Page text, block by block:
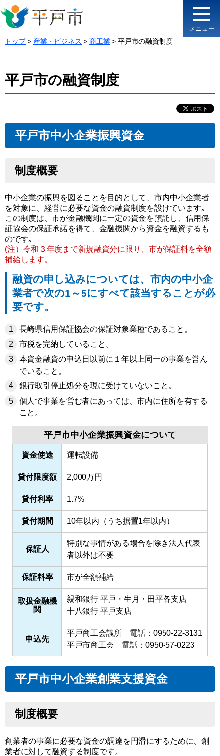
メニュー
トップ> 産業・ビジネス > 商工業 > 平戸市の融資制度
平戸市の融資制度
平戸市中小企業振興資金
制度概要
中小企業の振興を図ることを目的として、市内中小企業者
を対象に、経営に必要な資金の融資制度を設けています｡
この制度は、市が金融機関に一定の資金を預託し、信用保
証協会の保証承諾を得て、金融機関から資金を融資するも
のです｡
(注）令和３年度まで新規融資分に限り、市が保証料を全額
補給します。
融資の申し込みについては、市内の中小企
業者で次の1～5にすべて該当することが必
要です。
長崎県信用保証協会の保証対象業種であること。
市税を完納していること。
本資金融資の申込日以前に１年以上同一の事業を営ん
でいること。
銀行取引停止処分を現に受けていないこと。
個人で事業を営む者にあっては、市内に住所を有する
こと。
平戸市中小企業振興資金について
資金使途 運転設備
貸付限度額 2,000万円
貸付利率 1.7%
貸付期間 10年以内（うち据置1年以内）
保証人
特別な事情がある場合を除き法人代表
者以外は不要
保証料率 市が全額補給
取扱金融機
関
親和銀行 平戸・生月・田平各支店
十八銀行 平戸支店
申込先
平戸商工会議所 電話： 0950-22-3131
平戸市商工会 電話： 0950-57-0223
平戸市中小企業創業支援資金
制度概要
創業者の事業に必要な資金の調達を円滑にするために、創
業者に対して融資する制度です。